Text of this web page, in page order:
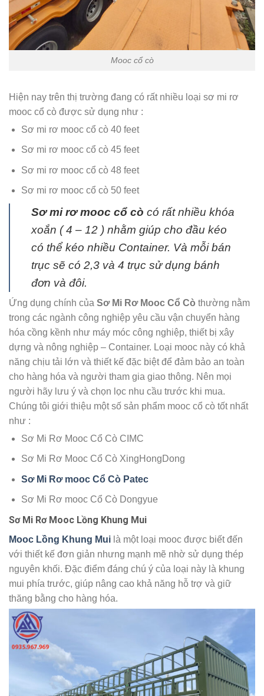
Mooc cổ cò
Hiện nay trên thị trường đang có rất nhiều loại sơ mi rơ
mooc cổ cò được sử dụng như :
Sơ mi rơ mooc cổ cò 40 feet
Sơ mi rơ mooc cổ cò 45 feet
Sơ mi rơ mooc cổ cò 48 feet
Sơ mi rơ mooc cổ cò 50 feet
Sơ mi rơ mooc cổ cò có rất nhiều khóa
xoắn ( 4 – 12 ) nhằm giúp cho đầu kéo
có thể kéo nhiều Container. Và mỗi bán
trục sẽ có 2,3 và 4 trục sử dụng bánh
đơn và đôi.
Ứng dụng chính của Sơ Mi Rơ Mooc Cổ Cò thường nằm
trong các ngành công nghiệp yêu cầu vận chuyển hàng
hóa cồng kềnh như máy móc công nghiệp, thiết bị xây
dựng và nông nghiệp – Container. Loại mooc này có khả
năng chịu tải lớn và thiết kế đặc biệt để đảm bảo an toàn
cho hàng hóa và người tham gia giao thông. Nên mọi
người hãy lưu ý và chọn lọc nhu cầu trước khi mua.
Chúng tôi giới thiệu một số sản phẩm mooc cổ cò tốt nhất
như :
Sơ Mi Rơ Mooc Cổ Cò CIMC
Sơ Mi Rơ Mooc Cổ Cò XingHongDong
Sơ Mi Rơ mooc Cổ Cò Patec
Sơ Mi Rơ mooc Cổ Cò Dongyue
Sơ Mi Rơ Mooc Lồng Khung Mui
Mooc Lồng Khung Mui là một loại mooc được biết đến
với thiết kế đơn giản nhưng mạnh mẽ nhờ sử dụng thép
nguyên khối. Đặc điểm đáng chú ý của loại này là khung
mui phía trước, giúp nâng cao khả năng hỗ trợ và giữ
thăng bằng cho hàng hóa.